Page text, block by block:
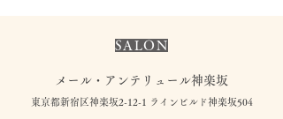
SALON
メール・アンテリュール神楽坂
東京都新宿区神楽坂2-12-1 ラインビルド神楽坂504